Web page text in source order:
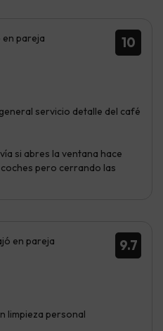
10
en pareja
servicio detalle del café
si abres la ventana hace
pero cerrando las
9.7
en pareja
limpieza personal